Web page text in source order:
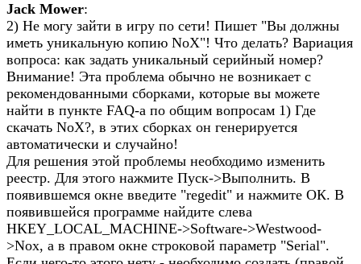
Jack Mower:
2) Не могу зайти в игру по сети! Пишет "Вы должны
иметь уникальную копию NoX"! Что делать? Вариация
вопроса: как задать уникальный серийный номер?
Внимание! Эта проблема обычно не возникает с
рекомендованными сборками, которые вы можете
найти в пункте FAQ-а по общим вопросам 1) Где
скачать NoX?, в этих сборках он генерируется
автоматически и случайно!
Для решения этой проблемы необходимо изменить
реестр. Для этого нажмите Пуск->Выполнить. В
появившемся окне введите "regedit" и нажмите ОК. В
появившейся программе найдите слева
HKEY_LOCAL_MACHINE->Software->Westwood-
>Nox, а в правом окне строковой параметр "Serial".